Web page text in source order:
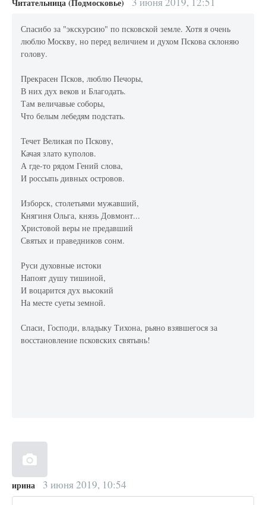
Спасибо за "экскурсию" по псковской земле. Хотя я очень
люблю Москву, но перед величием и духом Пскова склоняю
голову.
Прекрасен Псков, люблю Печоры,
В них дух веков и Благодать.
Там величавые соборы,
Что белым лебедям подстать.
Течет Великая по Пскову,
Качая злато куполов.
А где-то рядом Гений слова,
И россыпь дивных островов.
Изборск, столетьями мужавший,
Княгиня Ольга, князь Довмонт...
Христовой веры не предавший
Святых и праведников сонм.
Руси духовные истоки
Напоят душу тишиной,
И воцарится дух высокий
На месте суеты земной.
Спаси, Господи, владыку Тихона, рьяно взявшегося за
восстановление псковских святынь!
ирина 3 июня 2019, 10:54